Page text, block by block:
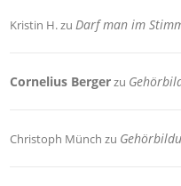
Kristin H.zu Darf man im
Cornelius Bergerzu
Christoph Münch zu